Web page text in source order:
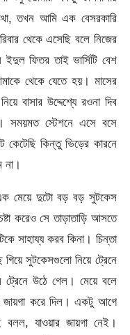
তখন আমি এক বেসরকারি
থেকে এসেছি বলে নিজের
ফিতর তাই ভার্সিটি বেশ
থেকে যেতে হয়। মাসের
বাসার উদ্দেশ্যে রওনা দিব
সময়মত স্টেশনে এসে বসে
কিন্তু ভিড়ের কারনে
না।
মেয়ে দুটো বড় বড় সুটকেস
করেও সে তাড়াতাড়ি আসতে
সাহায্য করব কিনা। চিন্তা
সুটকেসগুলো নিয়ে ট্রেনে
ট্রেনে উঠে গেল। মেয়ে বলে
জায়গা করে দিল। একটু আগে
যাওয়ার জায়গা নেই।